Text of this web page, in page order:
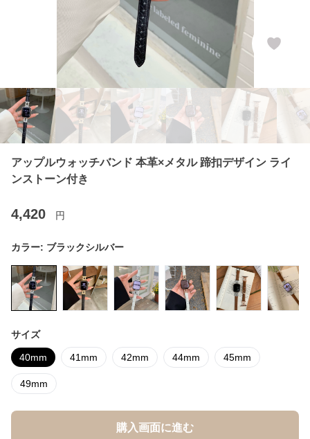
アップルウォッチバンド 本革×メタル 蹄扣デザイン ライ
ンストーン付き
4,420 円
カラー: ブラックシルバー
サイズ
40mm 41mm 42mm 44mm 45mm
49mm
購入画面に進む